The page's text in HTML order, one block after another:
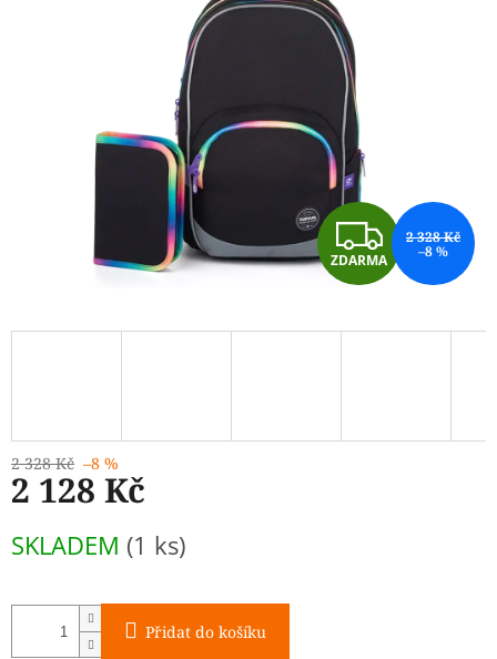
Z
D
A
ZDARMA
2 328 Kč
–8 %
2 328 Kč –8 %
2 128 Kč
cena:
SKLADEM (1 ks)
Přidat do košíku